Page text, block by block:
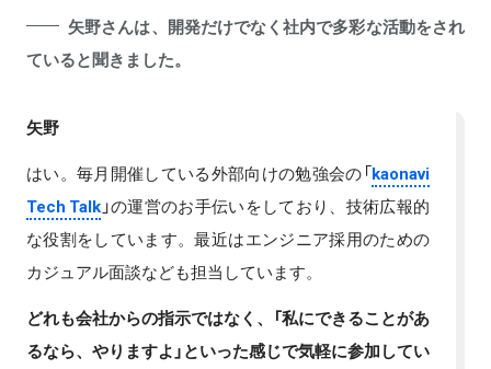
矢野さんは、開発だけでなく社内で多彩な活動をされ
ていると聞きました。
矢野
はい。毎月開催している外部向けの勉強会の「kaonavi
Tech Talk 」の運営のお手伝いをしており、技術広報的
な役割をしています。最近はエンジニア採用のための
カジュアル面談なども担当しています。
どれも会社からの指示ではなく、「私にできることがあ
るなら、やりますよ」といった感じで気軽に参加してい